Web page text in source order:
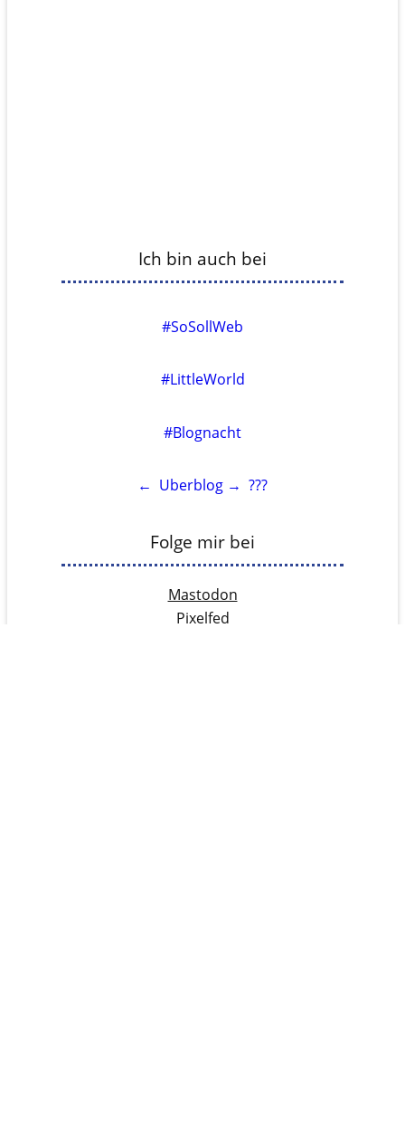
Ich bin auch bei
#SoSollWeb
#LittleWorld
#Blognacht
← Uberblog → ???
Folge mir bei
Mastodon
Pixelfed